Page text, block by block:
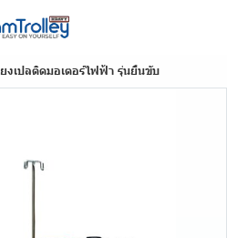
ยงเปลติดมอเตอร์ไฟฟ้า รุ่นยืนขับ